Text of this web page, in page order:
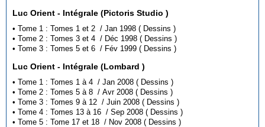
Luc Orient - Intégrale (Pictoris Studio )
• Tome 1 : Tomes 1 et 2 / Jan 1998 ( Dessins )
• Tome 2 : Tomes 3 et 4 / Déc 1998 ( Dessins )
• Tome 3 : Tomes 5 et 6 / Fév 1999 ( Dessins )
Luc Orient - Intégrale (Lombard )
• Tome 1 : Tomes 1 à 4 / Jan 2008 ( Dessins )
• Tome 2 : Tomes 5 à 8 / Avr 2008 ( Dessins )
• Tome 3 : Tomes 9 à 12 / Juin 2008 ( Dessins )
• Tome 4 : Tomes 13 à 16 / Sep 2008 ( Dessins )
• Tome 5 : Tome 17 et 18 / Nov 2008 ( Dessins )